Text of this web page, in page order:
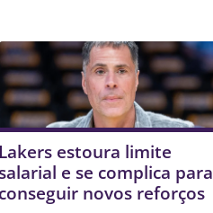
Lakers estoura limite
salarial e se complica para
conseguir novos reforços